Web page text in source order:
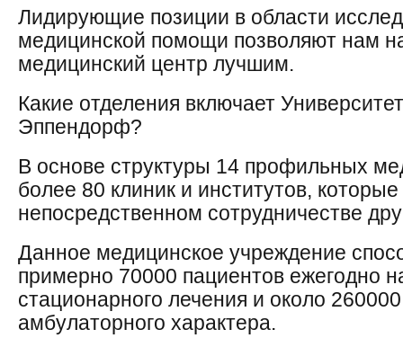
Лидирующие позиции в области
медицинской помощи позволяют нам
медицинский центр лучшим.
Какие отделения включает
Эппендорф?
В основе структуры 14 профильных
более 80 клиник и институтов,
непосредственном сотрудничестве
Данное медицинское учреждение
примерно 70000 пациентов ежегодно
стационарного лечения и около
амбулаторного характера.